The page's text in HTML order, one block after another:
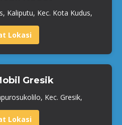
Kaliputu, Kec. Kota Kudus,
Lokasi
Gresik
Kec. Gresik,
Lokasi